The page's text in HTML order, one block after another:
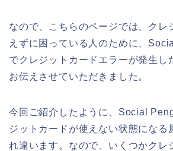
なので、こちらのページでは、クレ
えずに困っている人のために、
でクレジットカードエラーが発生し
お伝えさせていただきました。
今回ご紹介したように、Social
ジットカードが使えない状態になる
れ違います。なので、いくつかクレ